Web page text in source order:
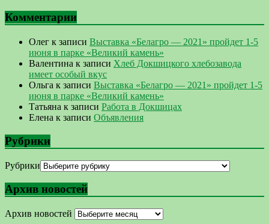
Комментарии
Олег к записи Выставка «Белагро — 2021» пройдет 1-5
июня в парке «Великий камень»
Валентина к записи Хлеб Докшицкого хлебозавода
имеет особый вкус
Ольга к записи Выставка «Белагро — 2021» пройдет 1-5
июня в парке «Великий камень»
Татьяна к записи Работа в Докшицах
Елена к записи Объявления
Рубрики
Рубрики
Архив новостей
Архив новостей